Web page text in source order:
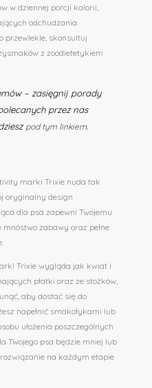
w dziennej porcji kalorii,
odchudzania.
przewlekle, skonsultuj
z zoodietetykiem
– zasięgnij porady
przez nas
pod tym linkiem.
marki Trixie nuda tak
oryginalny design
dla psa zapewni Twojemu
zabawy oraz pełne
Trixie wygląda jak kwiat i
płatki oraz ze stożków,
aby dostać się do
napełnić smakołykami lub
ułożenia poszczególnych
Twojego psa będzie mniej lub
na każdym etapie